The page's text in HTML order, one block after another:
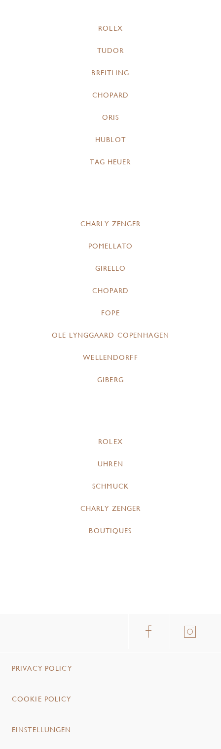
ROLEX
TUDOR
BREITLING
CHOPARD
ORIS
HUBLOT
TAG HEUER
CHARLY ZENGER
POMELLATO
GIRELLO
CHOPARD
FOPE
OLE LYNGGAARD COPENHAGEN
WELLENDORFF
GIBERG
ROLEX
UHREN
SCHMUCK
CHARLY ZENGER
BOUTIQUES
PRIVACY POLICY
COOKIE POLICY
EINSTELLUNGEN